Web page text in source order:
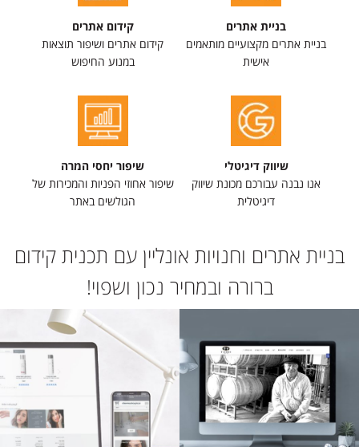
בניית אתרים
בניית אתרים מקצועיים מותאמים
אישית
קידום אתרים
קידום אתרים ושיפור תוצאות
במנוע החיפוש
שיווק דיגיטלי
אנו נבנה עבורכם מכונת שיווק
דיגיטלית
שיפור יחסי המרה
שיפור אחוזי הפניות והמכירות של
הגולשים באתר
בניית אתרים וחנויות אונליין עם תכנית קידום
ברורה ובמחיר נכון ושפוי!